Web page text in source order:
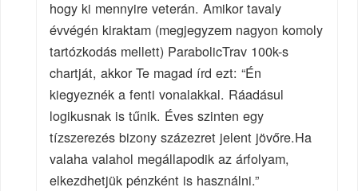
hogy ki mennyire veterán. Amikor tavaly
évvégén kiraktam (megjegyzem nagyon komoly
tartózkodás mellett) ParabolicTrav 100k-s
chartját, akkor Te magad írd ezt: “Én
kiegyeznék a fenti vonalakkal. Ráadásul
logikusnak is tűnik. Éves szinten egy
tízszerezés bizony százezret jelent jövőre.Ha
valaha valahol megállapodik az árfolyam,
elkezdhetjük pénzként is használni.”